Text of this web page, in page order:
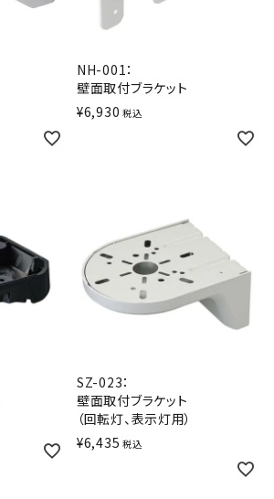
NH-001：
壁面取付ブラケット
¥6,930 税込
SZ-023：
壁面取付ブラケット
（回転灯、表示灯用）
¥6,435 税込